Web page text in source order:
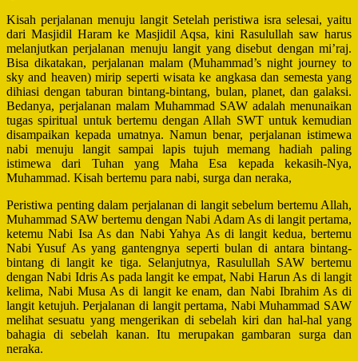
Kisah perjalanan menuju langit Setelah peristiwa isra selesai, yaitu
dari Masjidil Haram ke Masjidil Aqsa, kini Rasulullah saw harus
melanjutkan perjalanan menuju langit yang disebut dengan mi’raj.
Bisa dikatakan, perjalanan malam (Muhammad’s night journey to
sky and heaven) mirip seperti wisata ke angkasa dan semesta yang
dihiasi dengan taburan bintang-bintang, bulan, planet, dan galaksi.
Bedanya, perjalanan malam Muhammad SAW adalah menunaikan
tugas spiritual untuk bertemu dengan Allah SWT untuk kemudian
disampaikan kepada umatnya. Namun benar, perjalanan istimewa
nabi menuju langit sampai lapis tujuh memang hadiah paling
istimewa dari Tuhan yang Maha Esa kepada kekasih-Nya,
Muhammad. Kisah bertemu para nabi, surga dan neraka,
Peristiwa penting dalam perjalanan di langit sebelum bertemu Allah,
Muhammad SAW bertemu dengan Nabi Adam As di langit pertama,
ketemu Nabi Isa As dan Nabi Yahya As di langit kedua, bertemu
Nabi Yusuf As yang gantengnya seperti bulan di antara bintang-
bintang di langit ke tiga. Selanjutnya, Rasulullah SAW bertemu
dengan Nabi Idris As pada langit ke empat, Nabi Harun As di langit
kelima, Nabi Musa As di langit ke enam, dan Nabi Ibrahim As di
langit ketujuh.Perjalanan di langit pertama, Nabi Muhammad SAW
melihat sesuatu yang mengerikan di sebelah kiri dan hal-hal yang
bahagia di sebelah kanan. Itu merupakan gambaran surga dan
neraka.